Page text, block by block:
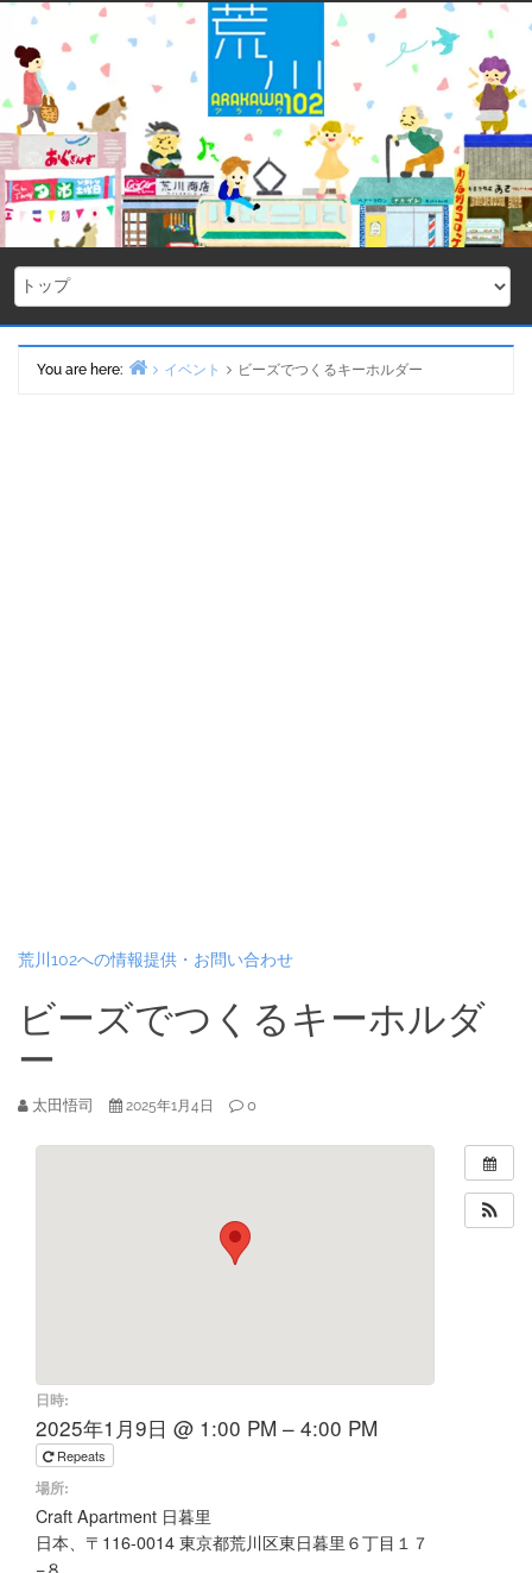
Skip
content
You are here:
イベント ビーズでつくるキーホルダー
荒川102への情報提供・お問い合わせ
ビーズでつくるキーホルダ
ー
太田悟司 2025年1月4日 0
日時:
2025年1月9日 @ 1:00 PM – 4:00 PM
Repeats
場所:
Craft Apartment 日暮里
日本、〒116-0014 東京都荒川区東日暮里６丁目１７
−８